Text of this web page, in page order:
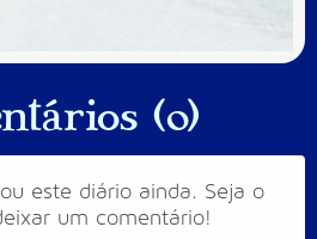
(0)
este diário ainda. Seja o
um comentário!